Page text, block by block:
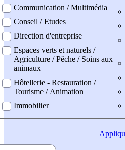
Communication / Multimédia
Conseil / Etudes
Direction d'entreprise
Espaces verts et naturels /
Agriculture / Pêche / Soins aux
animaux
Hôtellerie - Restauration /
Tourisme / Animation
Immobilier